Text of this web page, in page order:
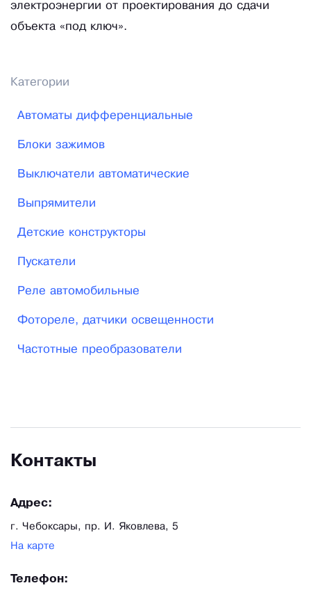
электроэнергии от проектирования до сдачи
объекта «под ключ».
Категории
Автоматы дифференциальные
Блоки зажимов
Выключатели автоматические
Выпрямители
Детские конструкторы
Пускатели
Реле автомобильные
Фотореле, датчики освещенности
Частотные преобразователи
Контакты
Адрес:
г. Чебоксары, пр. И. Яковлева, 5
На карте
Телефон: